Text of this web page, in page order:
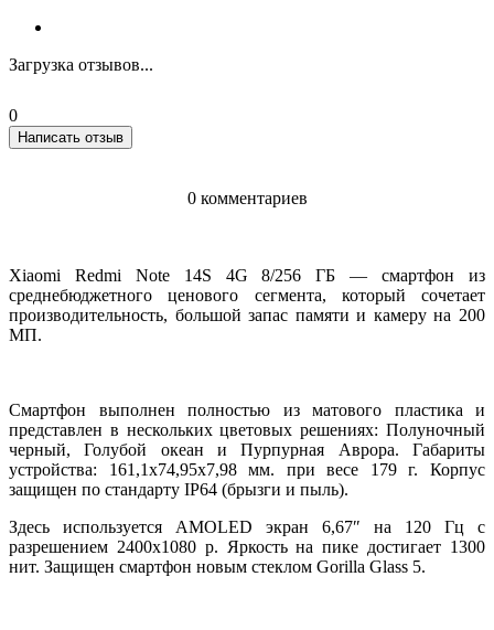
Загрузка отзывов...
0
Написать отзыв
0 комментариев
Xiaomi Redmi Note 14S 4G 8/256 ГБ — смартфон из
среднебюджетного ценового сегмента, который сочетает
производительность, большой запас памяти и камеру на 200
МП.
Смартфон выполнен полностью из матового пластика и
представлен в нескольких цветовых решениях: Полуночный
черный, Голубой океан и Пурпурная Аврора. Габариты
устройства: 161,1х74,95х7,98 мм. при весе 179 г. Корпус
защищен по стандарту ІР64 (брызги и пыль).
Здесь используется AMOLED экран 6,67″ на 120 Гц с
разрешением 2400х1080 р. Яркость на пике достигает 1300
нит. Защищен смартфон новым стеклом Gorilla Glass 5.